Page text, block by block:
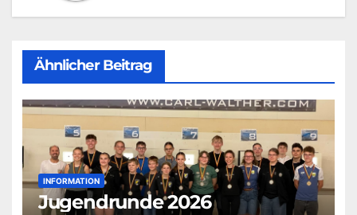
Ähnlicher Beitrag
INFORMATION
Jugendrunde 2026